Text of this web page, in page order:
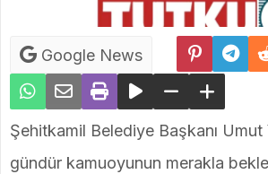
Google News
Şehitkamil Belediye Başkanı Umut
gündür kamuoyunun merakla